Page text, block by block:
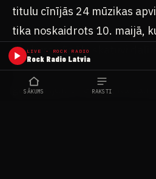
titulu cīnījās 24 mūzikas
tika noskaidrots 10. maijā,
konkursa fināla skatuvi
IF not” un “Midnight
gandarījums redzēt, ka
LIVE · ROCK RADIO
Rock Radio Latvia
SĀKUMS RAKSTI